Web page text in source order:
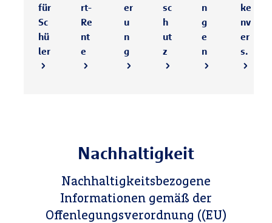
für
Sc
hü
ler
rt-
Re
nt
e
er
u
n
g
sc
h
ut
z
n
g
e
n
ke
nv
er
s.
Nachhaltigkeit
Nachhaltigkeitsbezogene
Informationen gemäß der
Offenlegungsverordnung ((EU)